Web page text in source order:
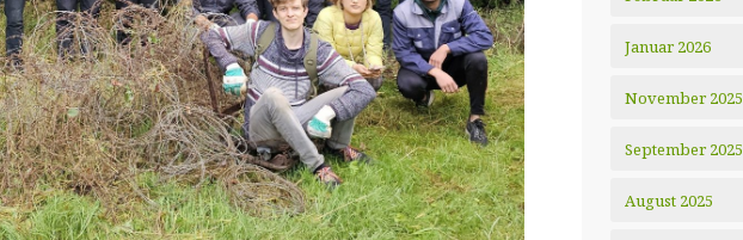
Januar 2026
November 2025
September 2025
August 2025